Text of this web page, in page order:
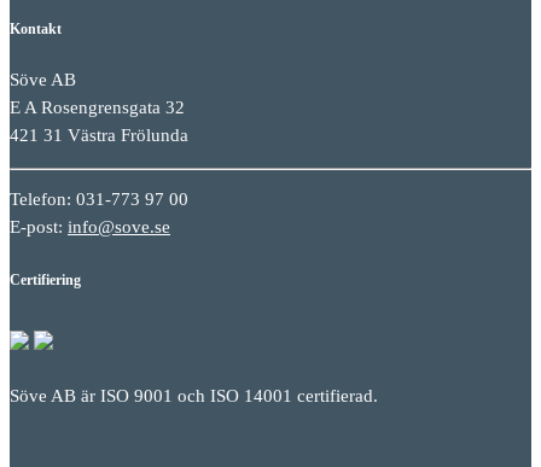
Kontakt
Söve AB
E A Rosengrensgata 32
421 31 Västra Frölunda
Telefon: 031-773 97 00
E-post: info@sove.se
Certifiering
Söve AB är ISO 9001 och ISO 14001 certifierad.